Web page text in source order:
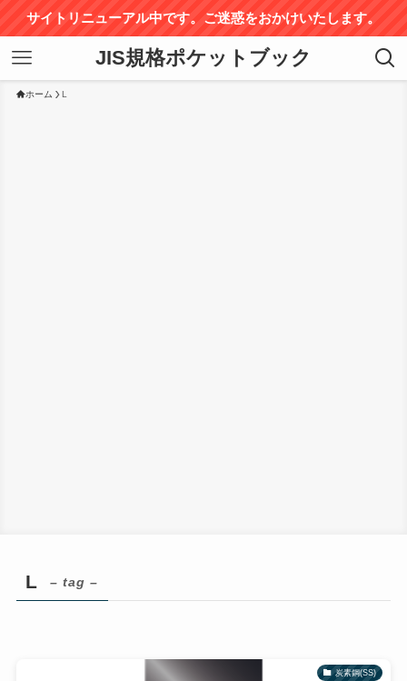
サイトリニューアル中です。ご迷惑をおかけいたします。
JIS規格ポケットブック
ホーム L
L – tag –
炭素鋼(SS)